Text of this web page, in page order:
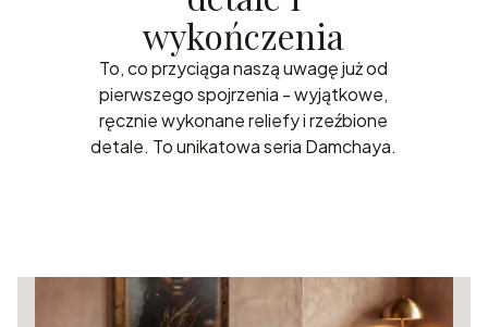
wykończenia
To, co przyciąga naszą uwagę już od
pierwszego spojrzenia - wyjątkowe,
ręcznie wykonane reliefy i rzeźbione
detale. To unikatowa seria Damchaya.